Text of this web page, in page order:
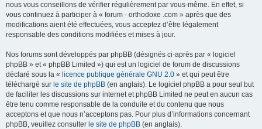
nous vous conseillons de vérifier régulièrement par vous-même. En effet, si
vous continuez à participer à « forum - orthodoxe .com » après que des
modifications aient été effectuées, vous acceptez d’être légalement
responsable des conditions modifiées et mises à jour.
Nos forums sont développés par phpBB (désignés ci-après par « logiciel
phpBB » et « phpBB Limited ») qui est un logiciel de forum de discussions
déclaré sous la « licence publique générale GNU 2.0 » et qui peut être
téléchargé sur le site de phpBB (en anglais). Le logiciel phpBB a pour seul but
de faciliter les discussions sur internet et phpBB Limited ne peut en aucun cas
être tenu comme responsable de la conduite et du contenu que nous
acceptons et que nous n’acceptons pas. Pour plus d’informations concernant
phpBB, veuillez consulter le site de phpBB (en anglais).